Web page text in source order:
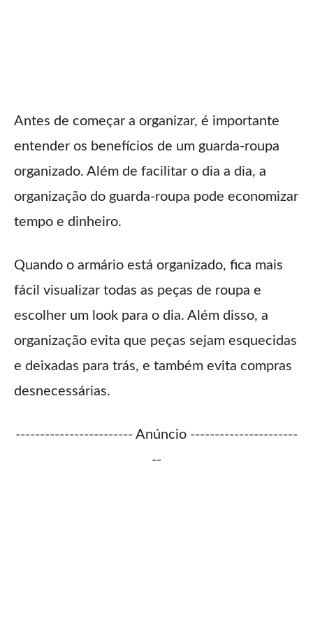
Antes de começar a organizar, é importante
entender os benefícios de um guarda-roupa
organizado. Além de facilitar o dia a dia, a
organização do guarda-roupa pode economizar
tempo e dinheiro.
Quando o armário está organizado, fica mais
fácil visualizar todas as peças de roupa e
escolher um look para o dia. Além disso, a
organização evita que peças sejam esquecidas
e deixadas para trás, e também evita compras
desnecessárias.
------------------------ Anúncio ----------------------
--